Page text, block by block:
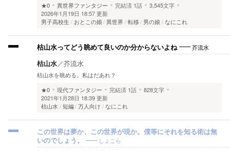
★0
異世界ファンタジー 完結済 1話
3,545文字
2026年1月19日 18:57 更新
男子高校生
おとこの娘 異世界 転移 男の娘 なにこれ
枯山水ってどう眺めて良いのか分からないよね 芥流水
枯山水／芥流水
枯山水を眺める。私はだあれ？
★0
現代ファンタジー 完結済 1話
828文字
2021年1月28日 18:39 更新
枯山水 短編 万人向け なにこれ
この世界は夢か、この世界が現か。僕等にそれを知る術は無
いのでしょう。
しょこら